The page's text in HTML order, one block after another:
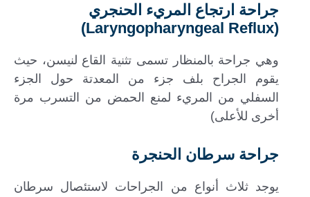
جراحة ارتجاع المريء الحنجري
(Laryngopharyngeal Reflux)
وهي جراحة بالمنظار تسمى تثنية القاع لنيسن، حيث
يقوم الجراح بلف جزء من المعدتة حول الجزء
السفلي من المريء لمنع الحمض من التسرب مرة
أخرى للأعلى)
جراحة سرطان الحنجرة
يوجد ثلاث أنواع من الجراحات لاستئصال سرطان